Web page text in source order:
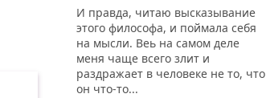
И правда, читаю высказывание
этого философа, и поймала себя
на мысли. Веь на самом деле
меня чаще всего злит и
раздражает в человеке не то, что
он что-то...